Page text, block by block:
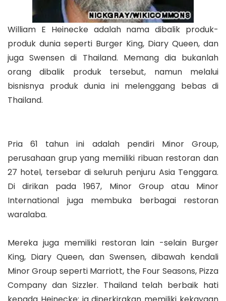
William E Heinecke adalah nama dibalik produk-
produk dunia seperti Burger King, Diary Queen, dan
juga Swensen di Thailand. Memang dia bukanlah
orang dibalik produk tersebut, namun melalui
bisnisnya produk dunia ini melenggang bebas di
Thailand.
Pria 61 tahun ini adalah pendiri Minor Group,
perusahaan grup yang memiliki ribuan restoran dan
27 hotel, tersebar di seluruh penjuru Asia Tenggara.
Di dirikan pada 1967, Minor Group atau Minor
International juga membuka berbagai restoran
waralaba.
Mereka juga memiliki restoran lain -selain Burger
King, Diary Queen, dan Swensen, dibawah kendali
Minor Group seperti Marriott, the Four Seasons, Pizza
Company dan Sizzler. Thailand telah berbaik hati